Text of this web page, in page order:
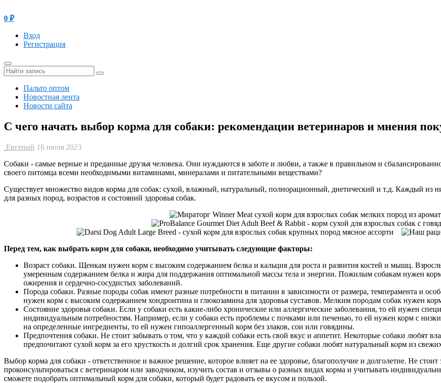
0 ₽
Вход
Регистрация
Пальто оптом
Новостная лента
Новости сайта
С чего начать выбор корма для собаки: рекомендации ветеринаров и мнения
Евгений 16 июля 2023
Собаки - самые верные и преданные друзья человека. Они нуждаются в заботе и любви, а также в правильном и
своего питомца всеми необходимыми витаминами, минералами и питательными веществами?
Существует множество видов корма для собак: сухой, влажный, натуральный, полнорационный, диетический и т.д. Каждый из
для разных пород, возрастов и состояний здоровья собак.
Перед тем, как выбрать корм для собаки, необходимо учитывать следующие факторы:
Возраст собаки. Щенкам нужен корм с высоким содержанием белка и кальция для роста и развития костей и мышц.
умеренным содержанием белка и жира для поддержания оптимальной массы тела и энергии. Пожилым собакам нужен
ожирения и сердечно-сосудистых заболеваний.
Порода собаки. Разные породы собак имеют разные потребности в питании в зависимости от размера, темперамента и
нужен корм с высоким содержанием хондроитина и глюкозамина для здоровья суставов. Мелким породам собак нужен
Состояние здоровья собаки. Если у собаки есть какие-либо хронические или аллергические заболевания, то ей нужен
индивидуальным потребностям. Например, если у собаки есть проблемы с почками или печенью, то ей нужен корм с
на определенные ингредиенты, то ей нужен гипоаллергенный корм без злаков, сои или говядины.
Предпочтения собаки. Не стоит забывать о том, что у каждой собаки есть свой вкус и аппетит. Некоторые собаки любят
предпочитают сухой корм за его хрусткость и долгий срок хранения. Еще другие собаки любят натуральный корм из
Выбор корма для собаки - ответственное и важное решение, которое влияет на ее здоровье, благополучие и долголетие. Не
проконсультироваться с ветеринаром или заводчиком, изучить состав и отзывы о разных видах корма и учитывать
сможете подобрать оптимальный корм для собаки, который будет радовать ее вкусом и пользой.